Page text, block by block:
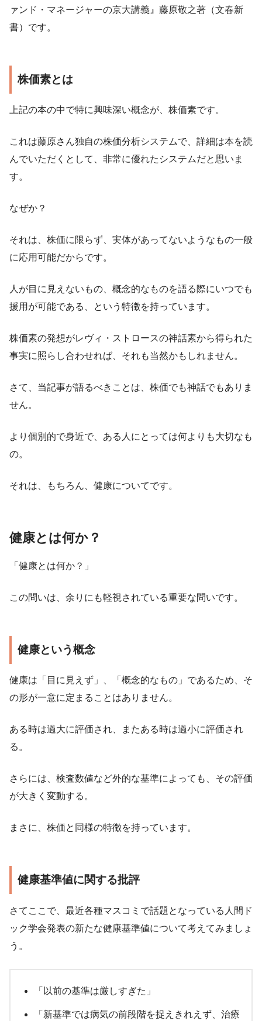
ァンド・マネージャーの京大講義』藤原敬之著（文春新
書）です。
株価素とは
上記の本の中で特に興味深い概念が、株価素です。
これは藤原さん独自の株価分析システムで、詳細は本を読
んでいただくとして、非常に優れたシステムだと思いま
す。
なぜか？
それは、株価に限らず、実体があってないようなもの一般
に応用可能だからです。
人が目に見えないもの、概念的なものを語る際にいつでも
援用が可能である、という特徴を持っています。
株価素の発想がレヴィ・ストロースの神話素から得られた
事実に照らし合わせれば、それも当然かもしれません。
さて、当記事が語るべきことは、株価でも神話でもありま
せん。
より個別的で身近で、ある人にとっては何よりも大切なも
の。
それは、もちろん、健康についてです。
健康とは何か？
「健康とは何か？」
この問いは、余りにも軽視されている重要な問いです。
健康という概念
健康は「目に見えず」、「概念的なもの」であるため、そ
の形が一意に定まることはありません。
ある時は過大に評価され、またある時は過小に評価され
る。
さらには、検査数値など外的な基準によっても、その評価
が大きく変動する。
まさに、株価と同様の特徴を持っています。
健康基準値に関する批評
さてここで、最近各種マスコミで話題となっている人間ド
ック学会発表の新たな健康基準値について考えてみましょ
う。
「以前の基準は厳しすぎた」
「新基準では病気の前段階を捉えきれえず、治療